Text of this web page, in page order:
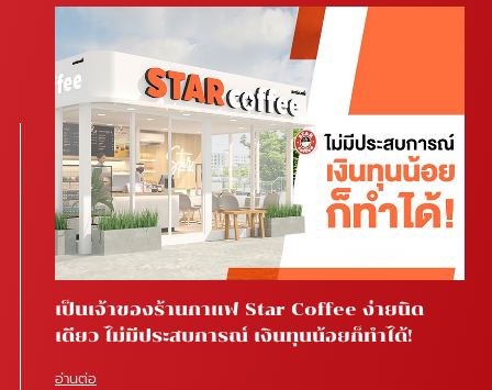
เป็นเจ้าของร้านกาแฟ Star Coffee ง่ายนิด
เดียว ไม่มีประสบการณ์ เงินทุนน้อยก็ทำได้!
อ่านต่อ